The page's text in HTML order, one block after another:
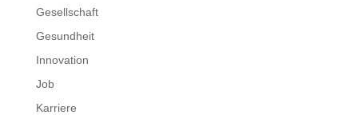
Gesellschaft
Gesundheit
Innovation
Job
Karriere